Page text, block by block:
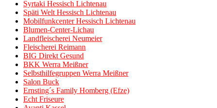
Syrtaki Hessisch Lichtenau
Späti Welt Hessisch Lichtenau
Mobilfunkcenter Hessisch Lichtenau
Blumen-Center-Lichau
Landfleischerei Neumeier
Fleischerei Reimann
BIG Direkt Gesund
BKK Werra Meißner
Selbsthilfegruppen Werra Meißner
Salon Buck
Ernsting´s Family Homberg (Efze)
Echt Friseure